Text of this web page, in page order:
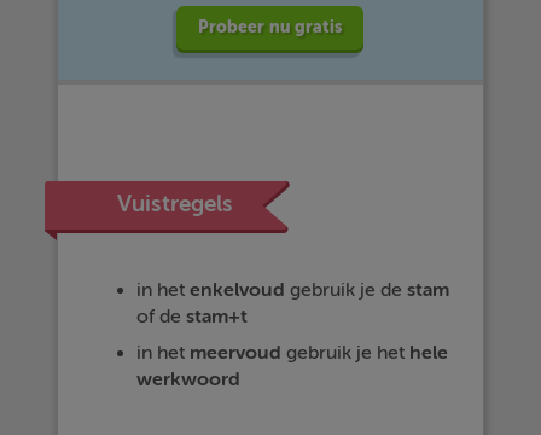
Probeer nu gratis
Vuistregels
in hetenkelvoud gebruik je destam
of destam+t
in het meervoud gebruik je het hele
werkwoord